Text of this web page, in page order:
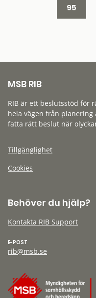
95
MSB RIB
RIB är ett beslutsstöd för
hela vägen från
fatta rätt beslut när
Tillgänglighet
Cookies
Behöver du hjälp?
Kontakta RIB Support
E-POST
rib@msb.se